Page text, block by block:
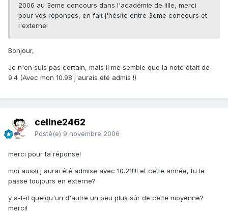
2006 au 3eme concours dans l'académie de lille, merci
pour vos réponses, en fait j'hésite entre 3eme concours et
l'externe!
Bonjour,
Je n'en suis pas certain, mais il me semble que la note était de
9.4 (Avec mon 10.98 j'aurais été admis !)
celine2462
Posté(e) 9 novembre 2006
merci pour ta réponse!
moi aussi j'aurai été admise avec 10.21!!!! et cette année, tu le
passe toujours en externe?
y'a-t-il quelqu'un d'autre un peu plus sûr de cette moyenne?
merci!